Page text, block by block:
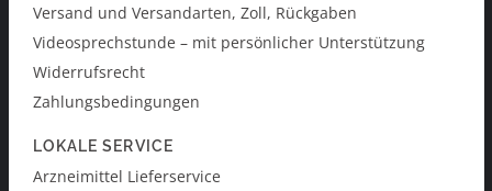
Versand und Versandarten, Zoll, Rückgaben
Videosprechstunde – mit persönlicher Unterstützung
Widerrufsrecht
Zahlungsbedingungen
LOKALE SERVICE
Arzneimittel Lieferservice